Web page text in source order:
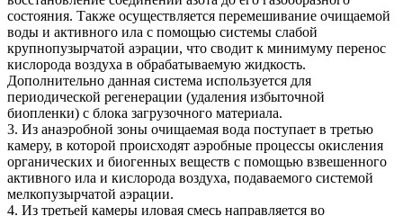
состояния. Также осуществляется перемешивание очищаемой
воды и активного ила с помощью системы слабой
крупнопузырчатой аэрации, что сводит к минимуму перенос
кислорода воздуха в обрабатываемую жидкость.
Дополнительно данная система используется для
периодической регенерации (удаления избыточной
биопленки) с блока загрузочного материала.
3. Из анаэробной зоны очищаемая вода поступает в третью
камеру, в которой происходят аэробные процессы окисления
органических и биогенных веществ с помощью взвешенного
активного ила и кислорода воздуха, подаваемого системой
мелкопузырчатой аэрации.
4. Из третьей камеры иловая смесь направляется во